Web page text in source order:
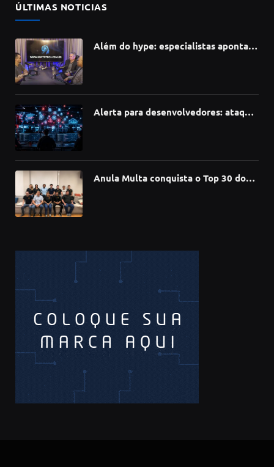
ÚLTIMAS NOTICIAS
Além do hype: especialistas apontam
Alerta para desenvolvedores: ataque
Anula Multa conquista o Top 30 do